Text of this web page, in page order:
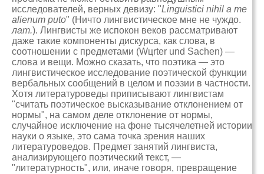
исследователей, верных девизу: "Linguistici nihil a me
alienum puto" (Ничто лингвистическое мне не чуждо.
лат.). Лингвисты же испокон веков рассматривают
даже такие компоненты дискурса, как слова, в
соотношении с предметами (Wцrter und Sachen) —
слова и вещи. Можно сказать, что поэтика — это
лингвистическое исследование поэтической функции
вербальных сообщений в целом и поэзии в частности.
Хотя литературоведы приписывают лингвистам
"считать поэтическое высказывание отклонением от
нормы", на самом деле отклонение от нормы,
случайное исключение на фоне тысячелетней истории
науки о языке, это сама точка зрения наших
литературоведов. Предмет занятий лингвиста,
анализирующего поэтический текст, —
"литературность", или, иначе говоря, превращение